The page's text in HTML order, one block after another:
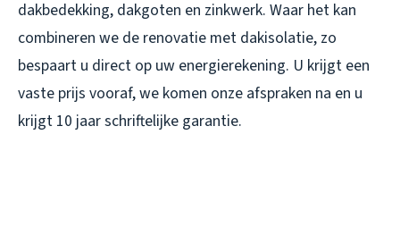
dakbedekking, dakgoten en zinkwerk. Waar het kan
combineren we de renovatie met dakisolatie, zo
bespaart u direct op uw energierekening. U krijgt een
vaste prijs vooraf, we komen onze afspraken na en u
krijgt 10 jaar schriftelijke garantie.